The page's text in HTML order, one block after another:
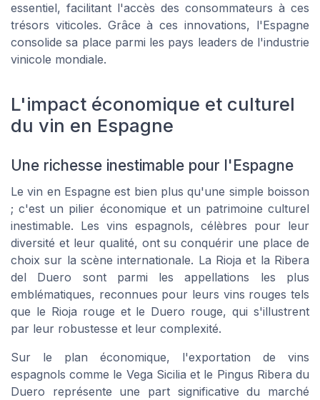
essentiel, facilitant l'accès des consommateurs à ces
trésors viticoles. Grâce à ces innovations, l'Espagne
consolide sa place parmi les pays leaders de l'industrie
vinicole mondiale.
L'impact économique et culturel
du vin en Espagne
Une richesse inestimable pour l'Espagne
Le vin en Espagne est bien plus qu'une simple boisson
; c'est un pilier économique et un patrimoine culturel
inestimable. Les vins espagnols, célèbres pour leur
diversité et leur qualité, ont su conquérir une place de
choix sur la scène internationale. La Rioja et la Ribera
del Duero sont parmi les appellations les plus
emblématiques, reconnues pour leurs vins rouges tels
que le Rioja rouge et le Duero rouge, qui s'illustrent
par leur robustesse et leur complexité.
Sur le plan économique, l'exportation de vins
espagnols comme le Vega Sicilia et le Pingus Ribera du
Duero représente une part significative du marché